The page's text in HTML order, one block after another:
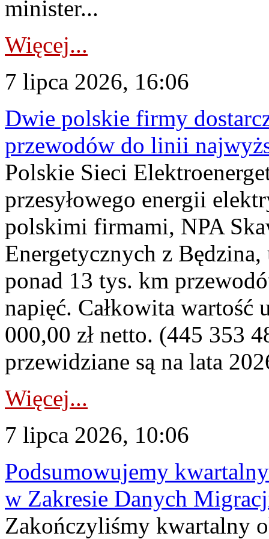
minister...
Więcej...
7 lipca 2026, 16:06
Dwie polskie firmy
przewodów do linii
Polskie Sieci
przesyłowego energii
polskimi firmami, NPA
Energetycznych z
ponad 13 tys. km
napięć. Całkowita
000,00 zł netto. (445 353
przewidziane są na lata
Więcej...
7 lipca 2026, 10:06
Podsumowujemy
w Zakresie Danych
Zakończyliśmy kwartalny